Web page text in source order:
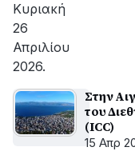
Κυριακή
26
Απριλίου
2026.
Στην
του
(ICC)
15 Απρ